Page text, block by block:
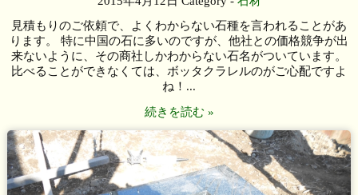
見積もりのご依頼で、よくわからない石種を言われることがあ
ります。 特に中国の石に多いのですが、他社との価格競争が出
来ないように、その商社しかわからない石名がついています。
比べることができなくては、ボッタクラレルのがご心配ですよ
ね！...
続きを読む »